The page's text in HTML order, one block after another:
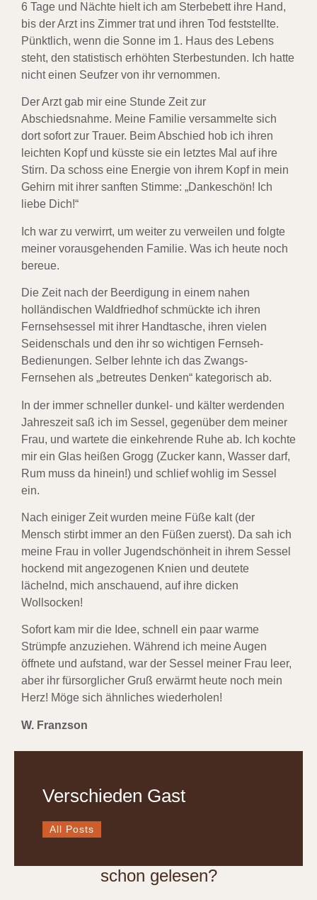
6 Tage und Nächte hielt ich am Sterbebett ihre Hand,
bis der Arzt ins Zimmer trat und ihren Tod feststellte.
Pünktlich, wenn die Sonne im 1. Haus des Lebens
steht, den statistisch erhöhten Sterbestunden. Ich hatte
nicht einen Seufzer von ihr vernommen.
Der Arzt gab mir eine Stunde Zeit zur
Abschiedsnahme. Meine Familie versammelte sich
dort sofort zur Trauer. Beim Abschied hob ich ihren
leichten Kopf und küsste sie ein letztes Mal auf ihre
Stirn. Da schoss eine Energie von ihrem Kopf in mein
Gehirn mit ihrer sanften Stimme: „Dankeschön! Ich
liebe Dich!“
Ich war zu verwirrt, um weiter zu verweilen und folgte
meiner vorausgehenden Familie. Was ich heute noch
bereue.
Die Zeit nach der Beerdigung in einem nahen
holländischen Waldfriedhof schmückte ich ihren
Fernsehsessel mit ihrer Handtasche, ihren vielen
Seidenschals und den ihr so wichtigen Fernseh-
Bedienungen. Selber lehnte ich das Zwangs-
Fernsehen als „betreutes Denken“ kategorisch ab.
In der immer schneller dunkel- und kälter werdenden
Jahreszeit saß ich im Sessel, gegenüber dem meiner
Frau, und wartete die einkehrende Ruhe ab. Ich kochte
mir ein Glas heißen Grogg (Zucker kann, Wasser darf,
Rum muss da hinein!) und schlief wohlig im Sessel
ein.
Nach einiger Zeit wurden meine Füße kalt (der
Mensch stirbt immer an den Füßen zuerst). Da sah ich
meine Frau in voller Jugendschönheit in ihrem Sessel
hockend mit angezogenen Knien und deutete
lächelnd, mich anschauend, auf ihre dicken
Wollsocken!
Sofort kam mir die Idee, schnell ein paar warme
Strümpfe anzuziehen. Während ich meine Augen
öffnete und aufstand, war der Sessel meiner Frau leer,
aber ihr fürsorglicher Gruß erwärmt heute noch mein
Herz! Möge sich ähnliches wiederholen!
W. Franzson
Verschieden Gast
All Posts
schon gelesen?